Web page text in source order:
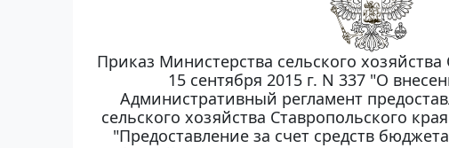
Приказ Министерства сельского
15 сентября 2015 г. N 337 "О
Административный регламент
сельского хозяйства Ставропольского
"Предоставление за счет средств